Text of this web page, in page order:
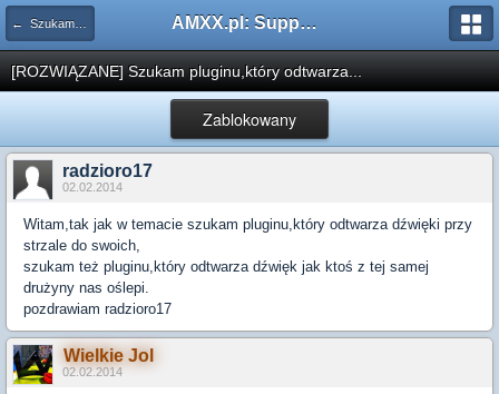
← Szukam pluginu AMXX.pl: Support AMX Mod X i SourceMod
[ROZWIĄZANE] Szukam pluginu,który odtwarza...
Zablokowany
radzioro17
02.02.2014
Witam,tak jak w temacie szukam pluginu,który odtwarza dźwięki przy
strzale do swoich,
szukam też pluginu,który odtwarza dźwięk jak ktoś z tej samej
drużyny nas oślepi.
pozdrawiam radzioro17
Wielkie Jol
02.02.2014